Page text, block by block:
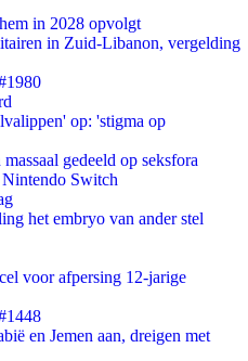
in 2028 opvolgt
in Zuid-Libanon, vergelding
op: 'stigma op
gedeeld op seksfora
Nintendo Switch
het embryo van ander stel
voor afpersing 12-jarige
en Jemen aan, dreigen met